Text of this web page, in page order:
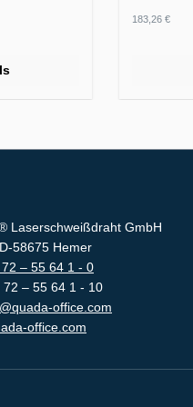
183,26 €
Laserschweißdraht GmbH
58675 Hemer
– 55 64 1 - 0
72 – 55 64 1 - 10
office.com
office.com